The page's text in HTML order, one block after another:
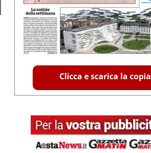
Clicca e scarica la copia